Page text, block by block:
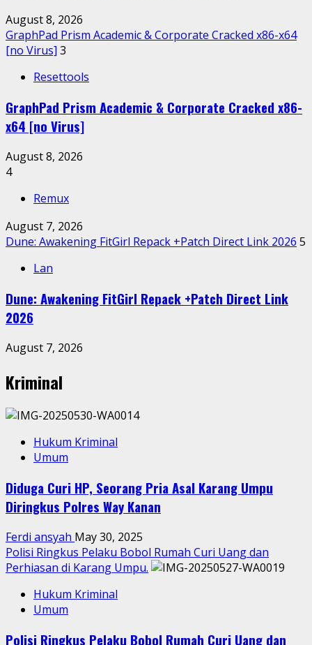
August 8, 2026
GraphPad Prism Academic & Corporate Cracked x86-x64
[no Virus] 3
Resettools
GraphPad Prism Academic & Corporate Cracked x86-
x64 [no Virus]
August 8, 2026
4
Remux
August 7, 2026
Dune: Awakening FitGirl Repack +Patch Direct Link 2026 5
Lan
Dune: Awakening FitGirl Repack +Patch Direct Link
2026
August 7, 2026
Kriminal
Hukum Kriminal
Umum
Diduga Curi HP, Seorang Pria Asal Karang Umpu
Diringkus Polres Way Kanan
Ferdi ansyah May 30, 2025
Polisi Ringkus Pelaku Bobol Rumah Curi Uang dan
Perhiasan di Karang Umpu.
Hukum Kriminal
Umum
Polisi Ringkus Pelaku Bobol Rumah Curi Uang dan